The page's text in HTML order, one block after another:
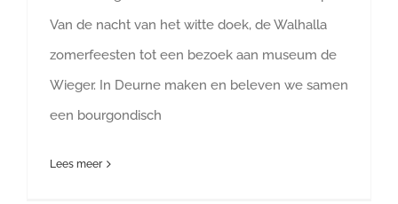
Van de nacht van het witte doek, de Walhalla
zomerfeesten tot een bezoek aan museum de
Wieger. In Deurne maken en beleven we samen
een bourgondisch
Lees meer